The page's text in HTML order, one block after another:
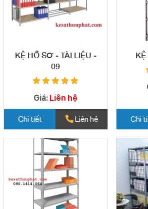
KỆ HỒ SƠ - TÀI LIỆU -
09
Giá: Liên hệ
Chi tiết Liên hệ Chi